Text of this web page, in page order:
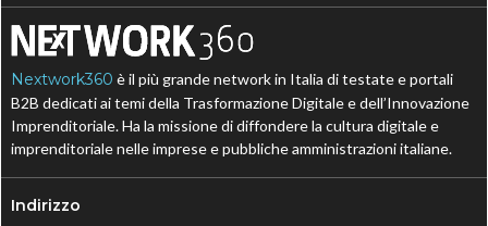
Nextwork360 è il più grande network in Italia di testate e portali
B2B dedicati ai temi della Trasformazione Digitale e dell’Innovazione
Imprenditoriale. Ha la missione di diffondere la cultura digitale e
imprenditoriale nelle imprese e pubbliche amministrazioni italiane.
Indirizzo